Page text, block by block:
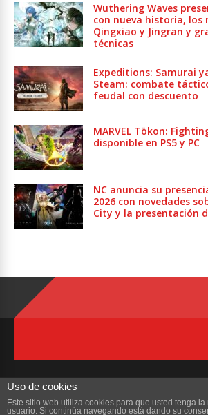
Wuthering Waves
con nueva historia, los
Qingxiao y Jingran y
técnicas
Expeditions: Samurai
Steam: combate
feudal con descuento
MARVEL Tōkon:
disponible en PS5 y PC
NC anuncia su
2026 con novedades
City y la presentación
Uso de cookies
Este sitio web utiliza cookies para que usted tenga
usuario. Si continúa navegando está dando su